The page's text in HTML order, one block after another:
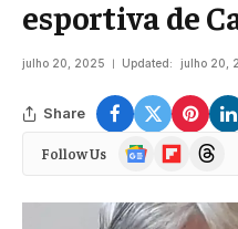
esportiva de
julho 20, 2025 Updated: julho 20,
Share
Follow Us
Google
News
FlipboardThreads